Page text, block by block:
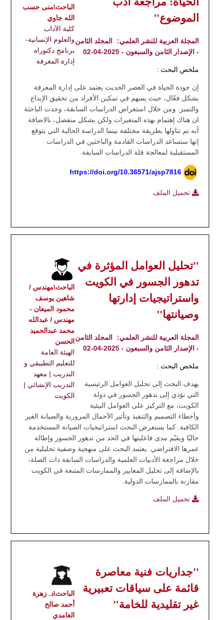
الباحث\منى حسب
الله جاوي
كلية الآداب
والعلوم الإنسانية-
برنامج دكتوراه
إدارة المعرفة
الموضوع"
المجلة العربية للنشر العلمي:
المجلد الثامن
- الإصدار الثامن والسبعون - 2025-04-02
ملخص البحث :
إن جودة الحياة في العصر الحديث يعتمد على إدارة المعرفة
بشكل فعّال، حيث يسهم في تمكين الأفراد من تحقيق الإبداع
والتميز. ومن خلال استعراض الدراسات السابقة، وجدت الباحثة
ان هناك إهتمام بهذه المتغيرات ولكن بشكل منفصل، بالاضافة
أنه تم تناولها بطريقة مختلفة بينما الدراسة الحالية التي يتوقع
إنها ستساعد الدراسات القادمة والباحثين في الدراسات
المستقبلية لمعالجة قلة الدراسات السابقة.
https://doi.org/10.36571/ajsp7816
تحميل الملف
الباحث\مهندس /
شاهين يوسف
محمود الميعان -
مهندس / عبدالله
محمد عبدالحميد
الحسن
الهيئة العامة
للتعليم التطبيقي و
التدريب | معهد
التدريب الإنشائي |
الكويت
"تحليل العوامل المؤثرة في
تدهور الجسور في الكويت
واستراتيجيات إدارتها
وصيانتها"
المجلة العربية للنشر العلمي:
المجلد الثامن
- الإصدار الثامن والسبعون - 2025-04-02
ملخص البحث :
يهدف البحث إلى تحليل العوامل الرئيسية
التي تؤدي إلى تدهور الجسور في دولة
الكويت، مع التركيز على العوامل البيئية
وأخطاء التصميم والتنفيذ وتأثير الأحمال المرورية والصيانة الغير
الكافية. كما يستعرض البحث استراتيجيات الصيانة المستخدمة
حاليًا ويقيّم مدى فاعليتها في الحد من تدهور الجسور وإطالة
عمرها الافتراضي. يعتمد البحث على منهجية وصفية تحليلية من
خلال مراجعة الأدبيات العلمية والدراسات السابقة ذات الصلة،
بالإضافة إلى تحليل المعايير والممارسات المتبعة في الكويت
مقارنة بالممارسات الدولية.
تحميل الملف
الباحث\د. زهرة
أحمد صالح
الغامدي
"جداريات فنية معاصرة
قائمة على سياقات تعبيرية
غير تقليدية للخامة"